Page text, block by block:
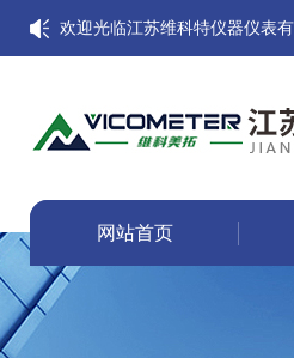
欢迎光临江苏维科特仪器仪表
网站首页